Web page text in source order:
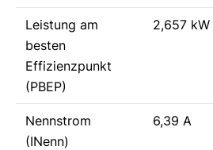
Leistung am
besten
Effizienzpunkt
(PBEP)
2,657 kW
Nennstrom
(INenn)
6,39 A